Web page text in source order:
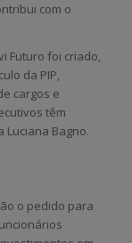
com o
Futuro foi criado,
da PIP,
cargos e
têm
Luciana Bagno.
o pedido para